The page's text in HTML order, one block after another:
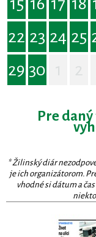
15 16 17 18
22 23 24 25
29 30
Pre
* Žilinský diár
je ich organizátorom.
vhodné si dátum a